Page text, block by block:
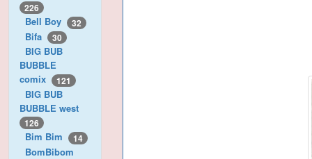
226
Bell Boy 32
Bifa 30
BIG BUB
BUBBLE
comix
121
BIG BUB
BUBBLE west
126
Bim Bim 14
BomBibom